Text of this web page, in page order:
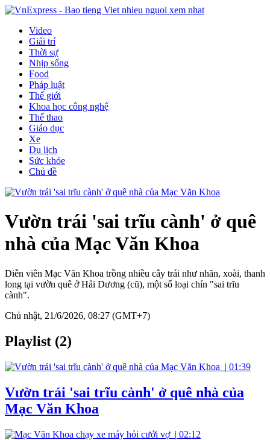
Video
Giải trí
Thời sự
Nhịp sống
Food
Pháp luật
Thế giới
Khoa học công nghệ
Thể thao
Giáo dục
Xe
Du lịch
Sức khỏe
Chủ đề
Vườn trái 'sai trĩu cành' ở quê
nhà của Mạc Văn Khoa
Diễn viên Mạc Văn Khoa trồng nhiều cây trái như nhãn, xoài, thanh
long tại vườn quê ở Hải Dương (cũ), một số loại chín "sai trĩu
cành".
Chủ nhật, 21/6/2026, 08:27 (GMT+7)
Playlist (2)
| 01:39
Vườn trái 'sai trĩu cành' ở quê nhà của
Mạc Văn Khoa
| 02:12